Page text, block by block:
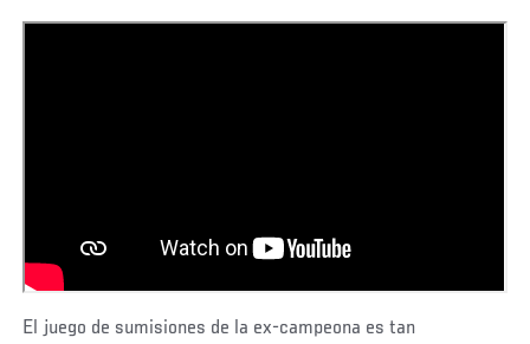
El juego de sumisiones de la ex-campeona es tan